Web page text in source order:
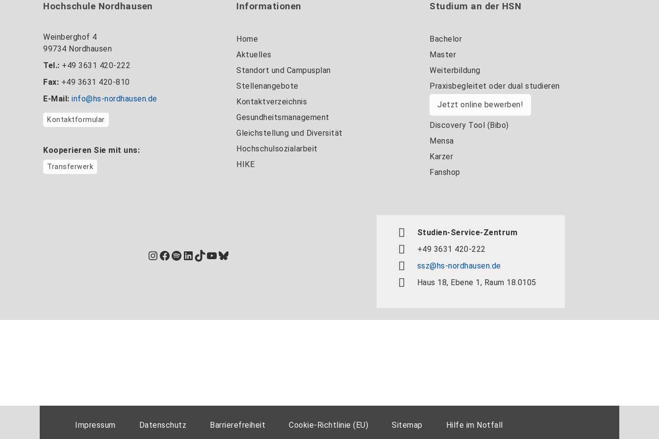
Hochschule Nordhausen
Weinberghof 4
99734 Nordhausen
Tel.: +49 3631 420-222
Fax: +49 3631 420-810
E-Mail: info@hs-nordhausen.de
Kontaktformular
Kooperieren Sie mit uns:
Transferwerk
Informationen
Home
Aktuelles
Standort und Campusplan
Stellenangebote
Kontaktverzeichnis
Gesundheitsmanagement
Gleichstellung und Diversität
Hochschulsozialarbeit
HIKE
Studium an der HSN
Bachelor
Master
Weiterbildung
Praxisbegleitet oder dual studieren
Jetzt online bewerben!
Discovery Tool (Bibo)
Mensa
Karzer
Fanshop
Instagram
Facebook
Spotify
LinkedIn
TikTok
YouTube
Bluesky
Studien-Service-Zentrum
+49 3631 420-222
ssz@hs-nordhausen.de
Haus 18, Ebene 1, Raum 18.0105
Impressum Datenschutz Barrierefreiheit Cookie-Richtlinie (EU) Sitemap Hilfe im Notfall